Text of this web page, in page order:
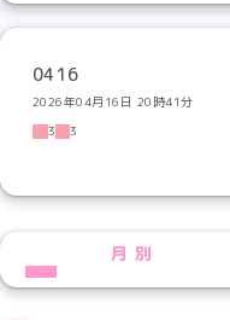
0416
2026年04月16日 20時41分
3
3
月別